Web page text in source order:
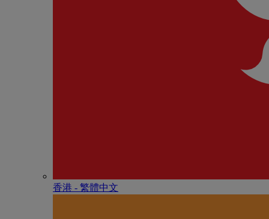
香港 - 繁體中文